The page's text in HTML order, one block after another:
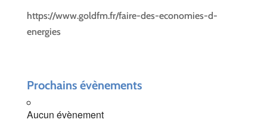
https://www.goldfm.fr/faire-des-economies-d-
energies
Prochains évènements
Aucun évènement